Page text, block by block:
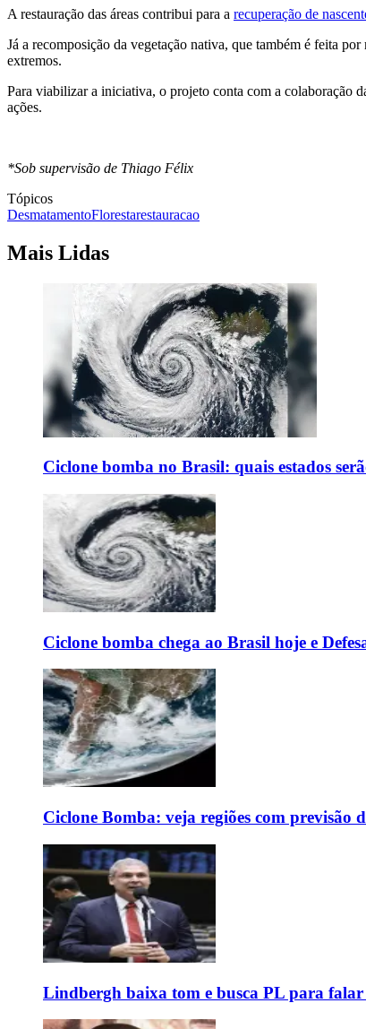
A restauração das áreas contribui para a recuperação de
Já a recomposição da vegetação nativa, que também é feita
extremos.
Para viabilizar a iniciativa, o projeto conta com a colaboração
ações.
*Sob supervisão de Thiago Félix
Tópicos
DesmatamentoFlorestarestauracao
Mais Lidas
Ciclone bomba no Brasil: quais estados
Ciclone bomba chega ao Brasil hoje e
Ciclone Bomba: veja regiões com previsão
Lindbergh baixa tom e busca PL para falar